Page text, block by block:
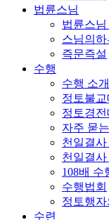
법륜스님
법륜스님
스님의하
즉문즉설
수행
수행 소개
정토불
정토경
자주 묻
천일결사
천일결사
108배 수
수행법회
정토행
수련